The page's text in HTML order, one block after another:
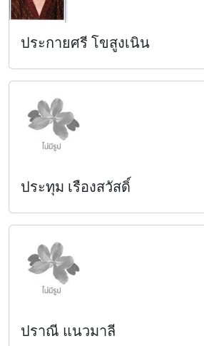
ประกายศรี โขสูงเนิน
ประทุม เรืองสวัสดิ์
ปราณี แนวมาลี